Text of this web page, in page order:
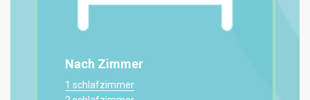
Nach Zimmer
1 schlafzimmer